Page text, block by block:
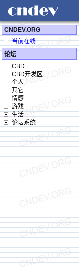
CNDEV.ORG
当前在线
论坛
CBD
CBD开发区
个人
其它
情感
游戏
生活
论坛系统